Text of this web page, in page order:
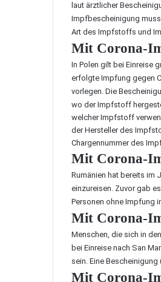
laut ärztlicher
Impfbescheinigung
Art des Impfstoffs und
Mit Corona-
In Polen gilt bei Einreise
erfolgte Impfung gegen
vorlegen. Die
wo der Impfstoff
welcher Impfstoff
der Hersteller des
Chargennummer des
Mit Corona-
Rumänien hat bereits im
einzureisen. Zuvor gab
Personen ohne Impfung
Mit Corona-
Menschen, die sich in
bei Einreise nach San
sein. Eine
Mit Corona-